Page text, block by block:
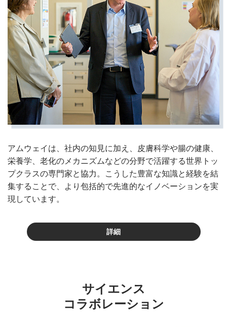
アムウェイは、社内の知見に加え、皮膚科学や腸の健康、
栄養学、老化のメカニズムなどの分野で活躍する世界トッ
プクラスの専門家と協力。こうした豊富な知識と経験を結
集することで、より包括的で先進的なイノベーションを実
現しています。
詳細
サイエンス
コラボレーション